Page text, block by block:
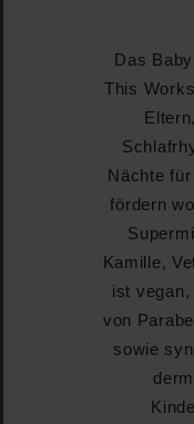
Das
This
Nächte
fördern
Kamille,
ist
von
sowie